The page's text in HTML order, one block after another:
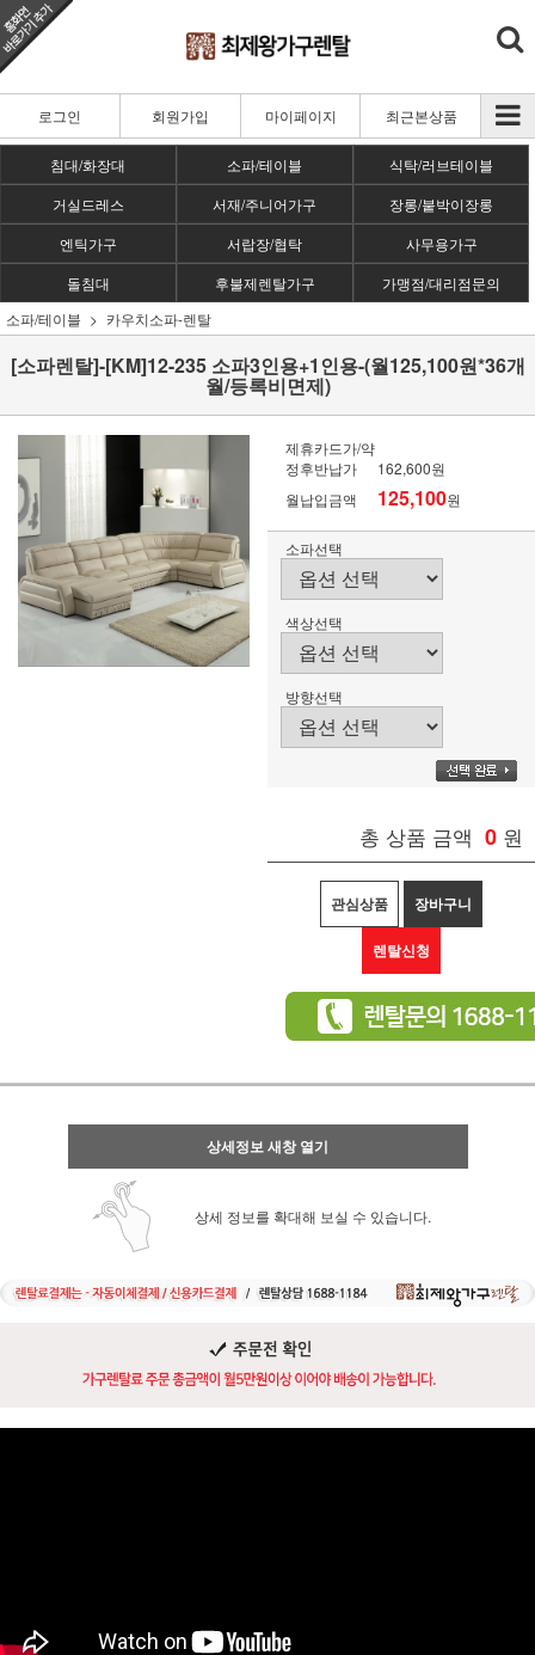
로그인 회원가입 마이페이지 최근본상품
침대/화장대 소파/테이블
식탁/러브테이블
거실드레스
서재/주니어가구
장롱/붙박이장롱
엔틱가구
서랍장/협탁
사무용가구
돌침대
후불제렌탈가구
가맹점/대리점문의
소파/테이블
카우치소파-렌탈
[소파렌탈]-[KM]12-235 소파3인용+1인용-(월125,100원*36개
월/등록비면제)
제휴카드가/약
정후반납가
162,600원
월납입금액
125,100원
소파선택
색상선택
방향선택
총 상품 금액 0 원
관심상품 장바구니
렌탈신청
상세정보 새창 열기
상세 정보를 확대해 보실 수 있습니다.